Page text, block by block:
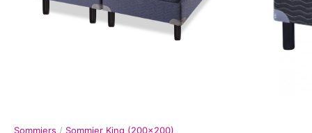
Sommiers / Sommier King (200x200)